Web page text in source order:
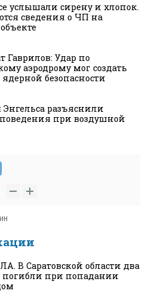
услышали сирену и хлопок.
сведения о ЧП на
Гаврилов: Удар по
аэродрому мог создать
безопасности
разъяснили
при воздушной
В Саратовской области два
погибли при попадании